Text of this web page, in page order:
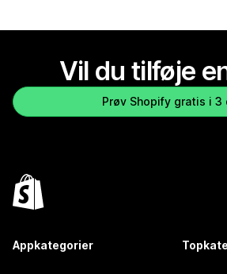
Vil du tilføje
Prøv Shopify gratis i 3
Appkategorier